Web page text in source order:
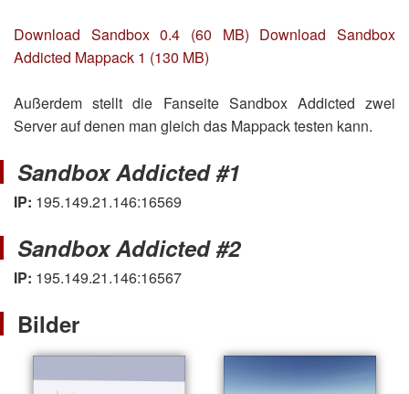
Download Sandbox 0.4 (60 MB) Download Sandbox
Addicted Mappack 1 (130 MB)
Außerdem stellt die Fanseite Sandbox Addicted zwei
Server auf denen man gleich das Mappack testen kann.
Sandbox Addicted #1
IP: 195.149.21.146:16569
Sandbox Addicted #2
IP: 195.149.21.146:16567
Bilder